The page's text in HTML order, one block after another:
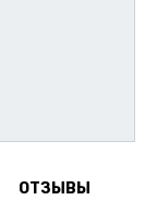
ОТЗЫВЫ